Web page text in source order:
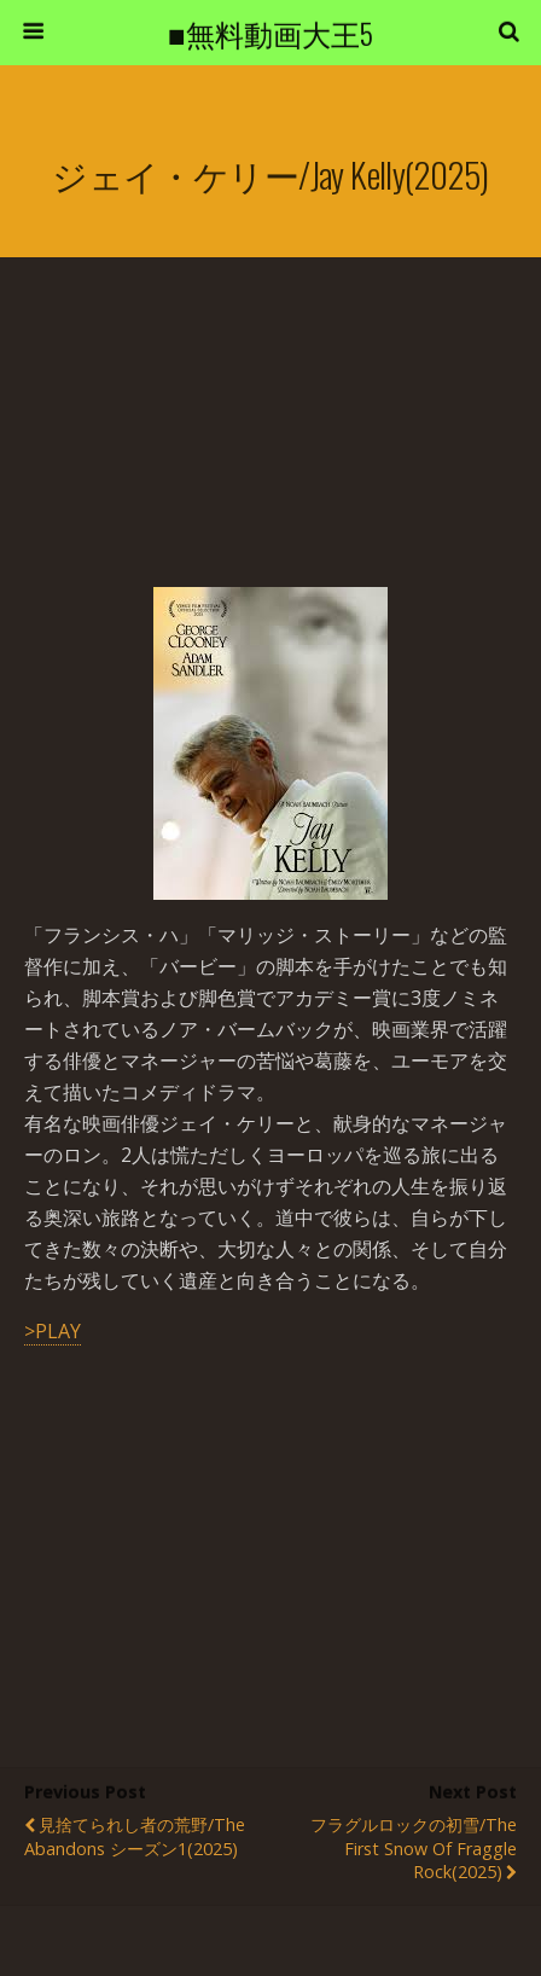
■無料動画大王5
ジェイ・ケリー/Jay Kelly(2025)
「フランシス・ハ」「マリッジ・ストーリー」などの監
督作に加え、「バービー」の脚本を手がけたことでも知
られ、脚本賞および脚色賞でアカデミー賞に3度ノミネ
ートされているノア・バームバックが、映画業界で活躍
する俳優とマネージャーの苦悩や葛藤を、ユーモアを交
えて描いたコメディドラマ。
有名な映画俳優ジェイ・ケリーと、献身的なマネージャ
ーのロン。2人は慌ただしくヨーロッパを巡る旅に出る
ことになり、それが思いがけずそれぞれの人生を振り返
る奥深い旅路となっていく。道中で彼らは、自らが下し
てきた数々の決断や、大切な人々との関係、そして自分
たちが残していく遺産と向き合うことになる。
>PLAY
Previous Post
見捨てられし者の荒野/The
Abandons シーズン1(2025)
Next Post
フラグルロックの初雪/The
First Snow Of Fraggle
Rock(2025)